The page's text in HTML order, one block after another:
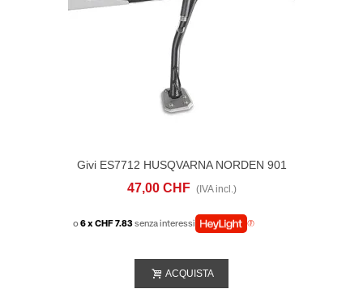
Givi ES7712 HUSQVARNA NORDEN 901
(22-25)
47,00 CHF (IVA incl.)
o6 x CHF 7.83senza interessi
ACQUISTA